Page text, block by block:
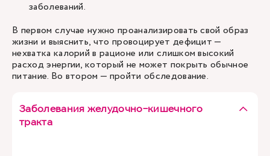
заболеваний.
В первом случае нужно проанализировать свой образ
жизни и выяснить, что провоцирует дефицит —
нехватка калорий в рационе или слишком высокий
расход энергии, который не может покрыть обычное
питание. Во втором — пройти обследование.
Заболевания желудочно-кишечного
тракта